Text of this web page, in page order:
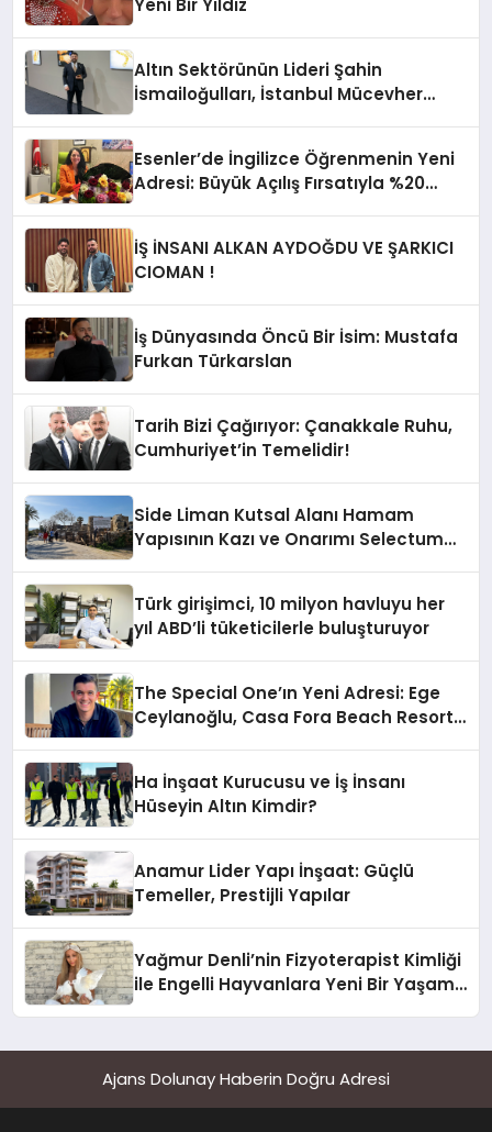
Altın Sektörünün Lideri Şahin
İsmailoğulları, İstanbul Mücevher
Esenler’de İngilizce Öğrenmenin Yeni
Adresi: Büyük Açılış Fırsatıyla %20
İŞ İNSANI ALKAN AYDOĞDU VE ŞARKICI
CIOMAN !
İş Dünyasında Öncü Bir İsim: Mustafa
Furkan Türkarslan
Tarih Bizi Çağırıyor: Çanakkale Ruhu,
Cumhuriyet’in Temelidir!
Side Liman Kutsal Alanı Hamam
Yapısının Kazı ve Onarımı Selectum
Türk girişimci, 10 milyon havluyu her
yıl ABD’li tüketicilerle buluşturuyor
The Special One’ın Yeni Adresi: Ege
Ceylanoğlu, Casa Fora Beach Resort
Ha İnşaat Kurucusu ve İş İnsanı
Hüseyin Altın Kimdir?
Anamur Lider Yapı İnşaat: Güçlü
Temeller, Prestijli Yapılar
Yağmur Denli’nin Fizyoterapist Kimliği
ile Engelli Hayvanlara Yeni Bir Yaşam
Ajans Dolunay Haberin Doğru Adresi